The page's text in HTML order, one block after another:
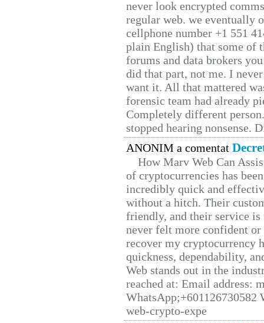
never look encrypted
regular web. we eventually
cellphone number +1 551
plain English) that some of
forums and data brokers
did that part, not me. I
want it. All that mattered
forensic team had already
Completely different
stopped hearing nonsense.
ANONIM a comentat
How Marv Web Can
of cryptocurrencies has
incredibly quick and
without a hitch. Their
friendly, and their service
never felt more confident
recover my cryptocurrency
quickness, dependability,
Web stands out in the
reached at: Email address:
web-crypto-expe